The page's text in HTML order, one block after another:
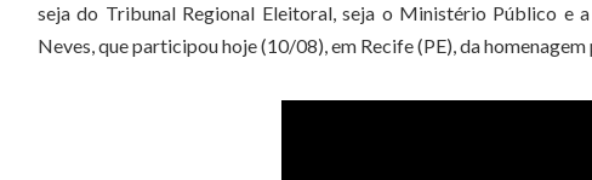
seja do Tribunal Regional Eleitoral, seja o Ministério Público e
Neves, que participou hoje (10/08), em Recife (PE), da